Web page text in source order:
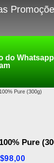
do
Pure (300g)
Pure
98,00